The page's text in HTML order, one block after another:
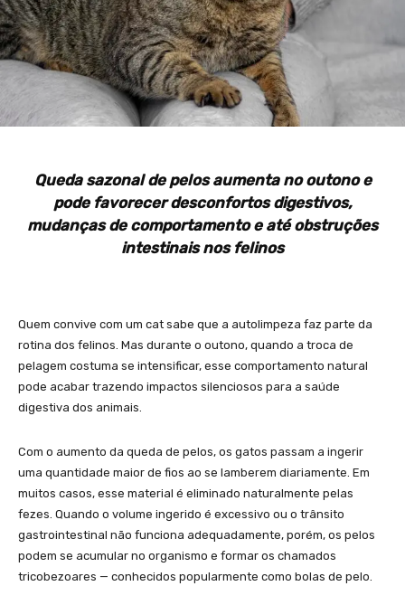
Queda sazonal de pelos aumenta no outono e
pode favorecer desconfortos digestivos,
mudanças de comportamento e até obstruções
intestinais nos felinos
Quem convive com um cat sabe que a autolimpeza faz parte da
rotina dos felinos. Mas durante o outono, quando a troca de
pelagem costuma se intensificar, esse comportamento natural
pode acabar trazendo impactos silenciosos para a saúde
digestiva dos animais.
Com o aumento da queda de pelos, os gatos passam a ingerir
uma quantidade maior de fios ao se lamberem diariamente. Em
muitos casos, esse material é eliminado naturalmente pelas
fezes. Quando o volume ingerido é excessivo ou o trânsito
gastrointestinal não funciona adequadamente, porém, os pelos
podem se acumular no organismo e formar os chamados
tricobezoares — conhecidos popularmente como bolas de pelo.